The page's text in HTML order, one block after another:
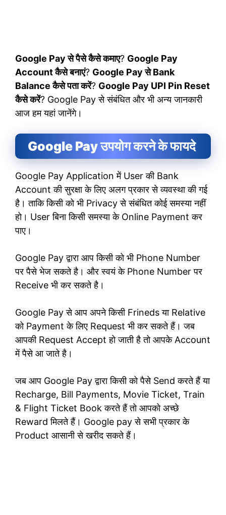
Google Pay से पैसे कैसे कमाए? Google Pay
Account कैसे बनाएं? Google Pay से Bank
Balance कैसे पता करें? Google Pay UPI Pin Reset
कैसे करें? Google Pay से संबंधित और भी अन्य जानकारी
आज हम यहां जानेंगे।
Google Pay उपयोग करने के फायदे
Google Pay Application में User की Bank
Account की सुरक्षा के लिए अलग प्रकार से व्यवस्था की गई
है। ताकि किसी को भी Privacy से संबंधित कोई समस्या नहीं
हो। User बिना किसी समस्या के Online Payment कर
पाए।
Google Pay द्वारा आप किसी को भी Phone Number
पर पैसे भेज सकते है। और स्वयं के Phone Number पर
Receive भी कर सकते है।
Google Pay से आप अपने किसी Frineds या Relative
को Payment के लिए Request भी कर सकते हैं। जब
आपकी Request Accept हो जाती है तो आपके Account
में पैसे आ जाते है।
जब आप Google Pay द्वारा किसी को पैसे Send करते हैं या
Recharge, Bill Payments, Movie Ticket, Train
& Flight Ticket Book करते हैं तो आपको अच्छे
Reward मिलते हैं। Google pay से सभी प्रकार के
Product आसानी से खरीद सकते हैं।